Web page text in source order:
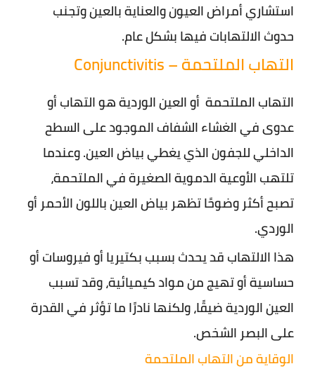
استشاري أمراض العيون والعناية بالعين وتجنب
حدوث الالتهابات فيها بشكل عام.
التهاب الملتحمة – Conjunctivitis
التهاب الملتحمة أو العين الوردية هو التهاب أو
عدوى في الغشاء الشفاف الموجود على السطح
الداخلي للجفون الذي يغطي بياض العين. وعندما
تلتهب الأوعية الدموية الصغيرة في الملتحمة،
تصبح أكثر وضوحًا تظهر بياض العين باللون الأحمر أو
الوردي.
هذا الالتهاب قد يحدث بسبب بكتيريا أو فيروسات أو
حساسية أو تهيج من مواد كيميائية، وقد تسبب
العين الوردية ضيقًا، ولكنها نادرًا ما تؤثر في القدرة
على البصر الشخص.
الوقاية من التهاب الملتحمة